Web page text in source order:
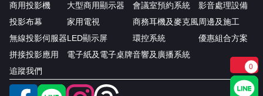
商用投影機
投影布幕
無線投影伺服器
拼接投影應用
大型商用顯示器
家用電視
LED顯示屏
電子紙及電子桌牌
會議室預約系統
商務耳機及麥克風
環控系統
音響及廣播系統
影音處理設備
周邊及施工
優惠組合方案
追蹤我們 0